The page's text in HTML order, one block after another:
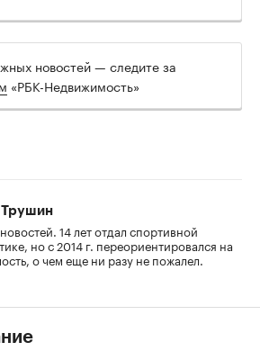
новостей — следите за
«РБК-Недвижимость»
Трушин
14 лет отдал спортивной
но с 2014 г. переориентировался на
о чем еще ни разу не пожалел.